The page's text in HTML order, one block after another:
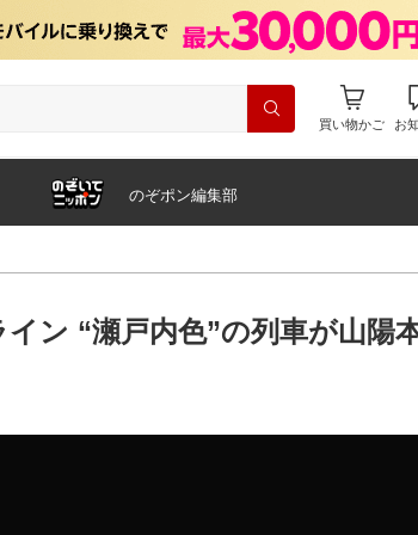
買い物かご お
のぞポン編集部
ン “瀬戸内色”の列車が山陽